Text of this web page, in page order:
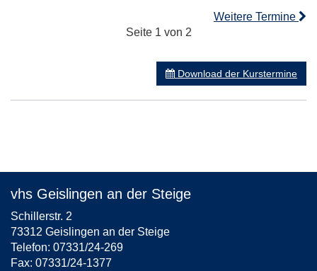
Weitere Termine
Seite 1 von 2
Download der Kurstermine
vhs Geislingen an der Steige
Schillerstr. 2
73312 Geislingen an der Steige
Telefon: 07331/24-269
Fax: 07331/24-1377